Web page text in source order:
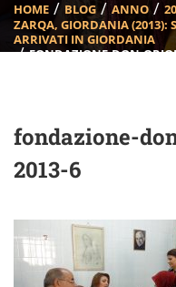
HOME BLOG ANNO
ZARQA, GIORDANIA (2013):
ARRIVATI IN GIORDANIA
FONDAZIONE-DON-
fondazione-
2013-6